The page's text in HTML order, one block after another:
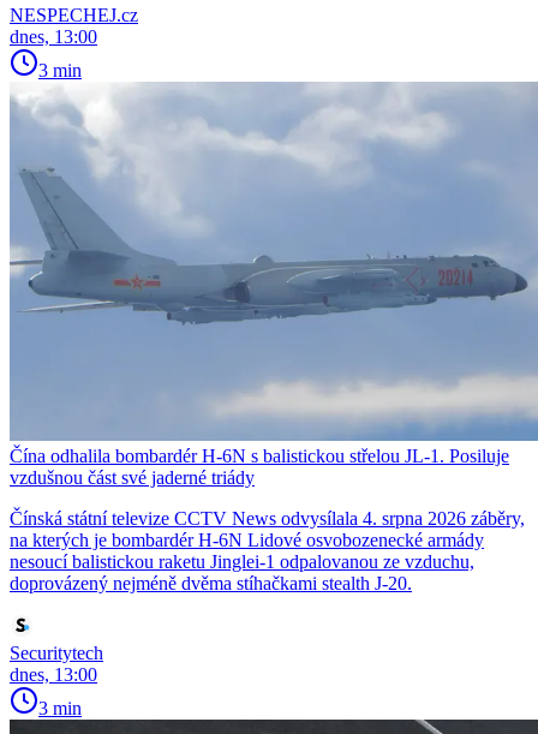
NESPECHEJ.cz
dnes, 13:00
3 min
Čína odhalila bombardér H-6N s balistickou střelou JL-1. Posiluje
vzdušnou část své jaderné triády
Čínská státní televize CCTV News odvysílala 4. srpna 2026 záběry,
na kterých je bombardér H-6N Lidové osvobozenecké armády
nesoucí balistickou raketu Jinglei-1 odpalovanou ze vzduchu,
doprovázený nejméně dvěma stíhačkami stealth J-20.
Securitytech
dnes, 13:00
3 min